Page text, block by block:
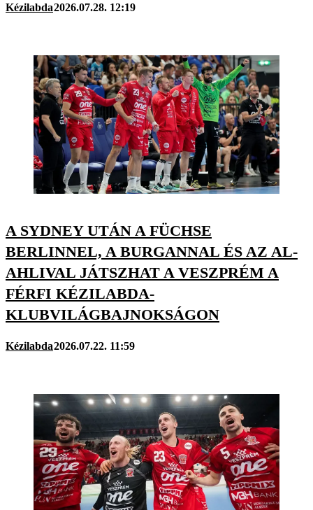
Kézilabda2026.07.28. 12:19
A SYDNEY UTÁN A FÜCHSE
BERLINNEL, A BURGANNAL ÉS AZ AL-
AHLIVAL JÁTSZHAT A VESZPRÉM A
FÉRFI KÉZILABDA-
KLUBVILÁGBAJNOKSÁGON
Kézilabda2026.07.22. 11:59